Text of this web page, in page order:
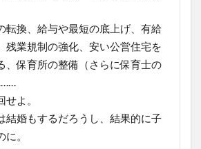
換、給与や最短の底上げ、有給
残業規制の強化、安い公営住宅を
、保育所の整備（さらに保育士の
よ。
結婚もするだろうし、結果的に子
。